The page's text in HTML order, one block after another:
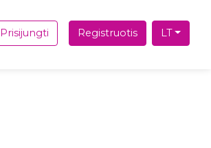
Prisijungti Registruotis LT